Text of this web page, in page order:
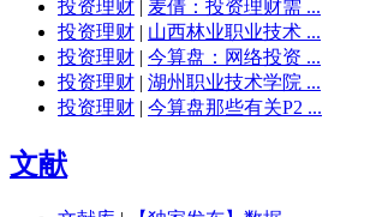
投资理财 | 麦倩：投资理财需 ...
投资理财 | 山西林业职业技术 ...
投资理财 | 今算盘：网络投资 ...
投资理财 | 湖州职业技术学院 ...
投资理财 | 今算盘那些有关P2 ...
文献